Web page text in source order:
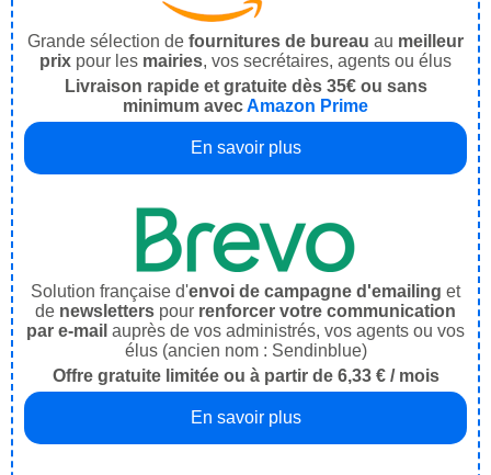
Grande sélection de fournitures de bureau au meilleur
prix pour les mairies, vos secrétaires, agents ou élus
Livraison rapide et gratuite dès 35€ ou sans
minimum avecAmazon Prime
En savoir plus
Solution française d'envoi de campagne d'emailing et
de newsletters pour renforcer votre communication
par e-mail auprès de vos administrés, vos agents ou vos
élus (ancien nom : Sendinblue)
Offre gratuite limitée ou à partir de 6,33 € / mois
En savoir plus